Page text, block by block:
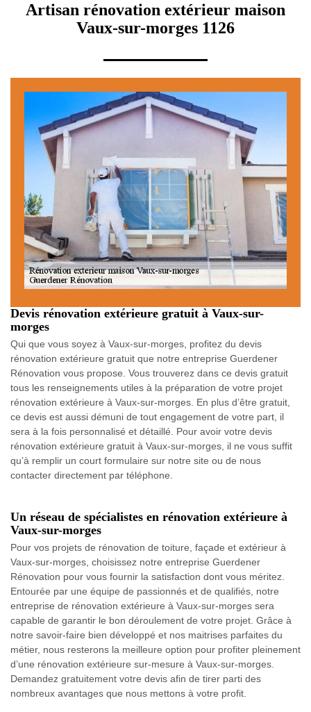
Artisan rénovation extérieur maison
Vaux-sur-morges 1126
Devis rénovation extérieure gratuit à Vaux-sur-
morges
Qui que vous soyez à Vaux-sur-morges, profitez du devis
rénovation extérieure gratuit que notre entreprise Guerdener
Rénovation vous propose. Vous trouverez dans ce devis gratuit
tous les renseignements utiles à la préparation de votre projet
rénovation extérieure à Vaux-sur-morges. En plus d’être gratuit,
ce devis est aussi démuni de tout engagement de votre part, il
sera à la fois personnalisé et détaillé. Pour avoir votre devis
rénovation extérieure gratuit à Vaux-sur-morges, il ne vous suffit
qu’à remplir un court formulaire sur notre site ou de nous
contacter directement par téléphone.
Un réseau de spécialistes en rénovation extérieure à
Vaux-sur-morges
Pour vos projets de rénovation de toiture, façade et extérieur à
Vaux-sur-morges, choisissez notre entreprise Guerdener
Rénovation pour vous fournir la satisfaction dont vous méritez.
Entourée par une équipe de passionnés et de qualifiés, notre
entreprise de rénovation extérieure à Vaux-sur-morges sera
capable de garantir le bon déroulement de votre projet. Grâce à
notre savoir-faire bien développé et nos maitrises parfaites du
métier, nous resterons la meilleure option pour profiter pleinement
d’une rénovation extérieure sur-mesure à Vaux-sur-morges.
Demandez gratuitement votre devis afin de tirer parti des
nombreux avantages que nous mettons à votre profit.